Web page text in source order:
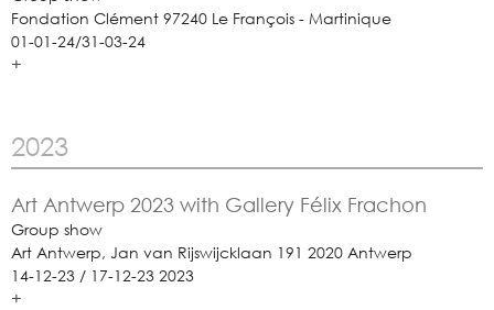
Fondation Clément 97240 Le François - Martinique
01-01-24/31-03-24
+
2023
Art Antwerp 2023 with Gallery Félix Frachon
Group show
Art Antwerp, Jan van Rijswijcklaan 191 2020 Antwerp
14-12-23 / 17-12-23 2023
+